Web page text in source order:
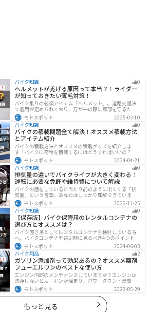
バイク知識 0
ヘルメットが禿げる原因って本当？！ライダー
が知っておきたい薄毛対策！
バイク乗りの必須アイテム「ヘルメット」。道路交通法
で着用が定められており、万が一の際に頭部を守るため
に被るものです。しかし、「ヘルメットが原因で禿げた
らどうしよう」と心配しているライダーもいるのではな
いでしょうか。ライダーヘルメットが禿げる原因になる
って本当かな・・・ライダーバイクには乗りたいけど抜
け毛が増えたら困る！ライダーツーリング後に髪のボリ
ュームが減った気がするけど、蒸れは禿げる原因にな
る？今回はこのような疑問、お悩みにお答えしていきま
す。薄毛が気になるライダーの方はぜひ最後までご覧く
ださい。モトスポットヘルメットで禿げ
モトスポット
2025-03-10
バイク知識
0
バイクの積載問題全て解決！オススメ積載方法
とアイテム紹介
バイクの積載方法とオススメの積載グッズを紹介しま
す！バイクに荷物を積載するにはどうすればいいの？と
いう疑問はこれで解決！通勤や日帰りツーリング、キャ
ンプツーリングなど用途別にオススメの積載方法を解説
します！オススメの積載アイテムも紹介するので、バイ
クの積載に悩んでいる方は参考にしてください。
モトスポット
2024-04-21
バイク知識
0
排気量の違いでバイクライフが大きく変わる！
運転に必要な免許や維持費について解説
バイクの話をしていると当たり前のように出てくる「排
気量」という言葉。あなたはしっかり理解できています
か？ バイクはクルマと違い、排気量によって必要な免
許・走れる道路の区分・車検の有無などが細かく変わっ
てきます。これらはバイクライフに大きく関わるもので
すので、正しく理解しておきましょう。
モトスポット
2022-11-25
バイク知識
0
【保存版】バイク保管用のレンタルコンテナの
選び方とオススメは？
バイク置き場としてレンタルコンテナを検討している方
へ。バイクコンテナを選ぶ時に見るべき4つのポイントと
オススメのレンタルコンテナ会社を徹底解説。これさえ
読めば自分に最適なレンタルコンテナを見つけることが
できます。
モトスポット
2024-06-03
バイク用品
2
ガソリン添加剤って効果あるの？オススメ薬剤
フューエルワンのベストな使い方
エンジン内部のメンテナンスしていますか？エンジンは
洗浄しないとカーボンが溜まり、パワーダウン・燃費の
悪化、燃焼以上、エンジンの焼き付きなどのトラブルの
原因になります。定期的にガソリン添加剤を入れてエン
ジン内部も綺麗にしましょう。
モトスポット 2023-05-29
もっと見る